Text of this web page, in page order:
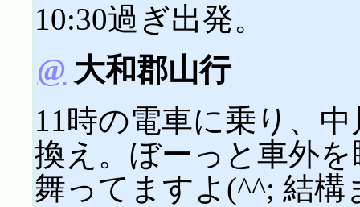
10:30過ぎ出発。
@ 大和郡山行
11時の電車に乗り、
換え。ぼーっと車外
舞ってますよ(^^; 結